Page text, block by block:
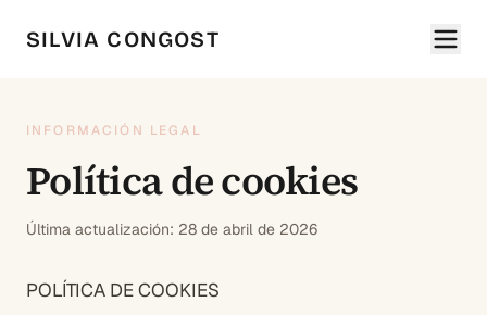
SILVIA CONGOST
INFORMACIÓN LEGAL
Política de cookies
Última actualización: 28 de abril de 2026
POLÍTICA DE COOKIES